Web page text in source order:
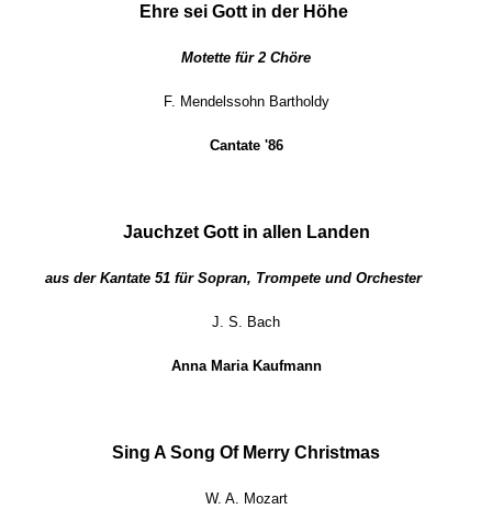
Ehre sei Gott in der Höhe
Motette für 2 Chöre
F. Mendelssohn Bartholdy
Cantate '86
Jauchzet Gott in allen Landen
aus der Kantate 51 für Sopran, Trompete und Orchester
J. S. Bach
Anna Maria Kaufmann
Sing A Song Of Merry Christmas
W. A. Mozart